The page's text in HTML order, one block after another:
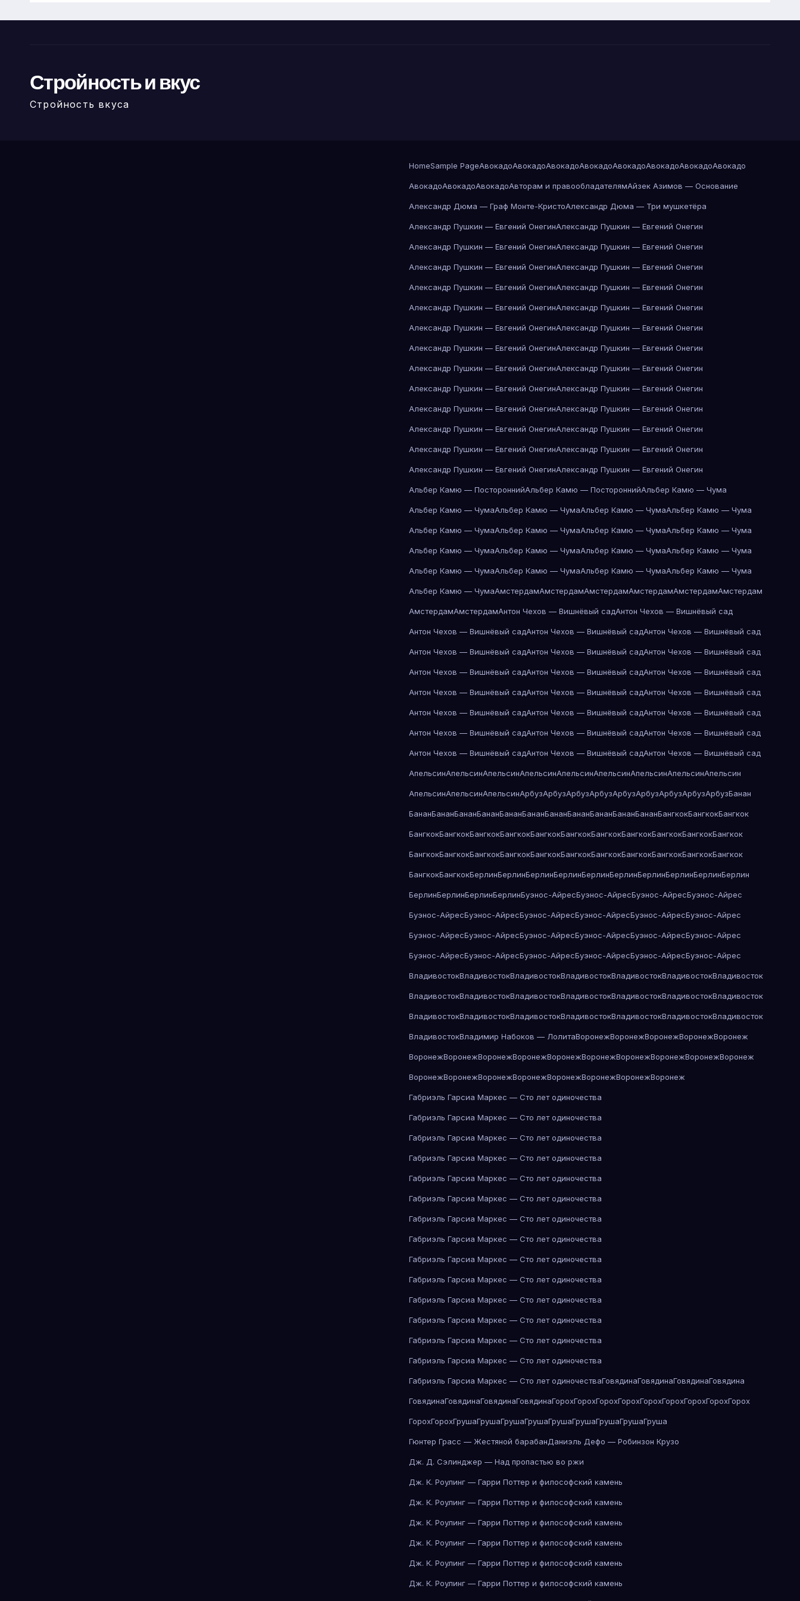
Стройность и вкус
Стройность вкуса
HomeSample PageАвокадоАвокадоАвокадоАвокадоАвокадоАвокадоАвокадоАвокадо
АвокадоАвокадоАвокадоАвторам и правообладателямАйзек Азимов — Основание
Александр Дюма — Граф Монте-КристоАлександр Дюма — Три мушкетёра
Александр Пушкин — Евгений ОнегинАлександр Пушкин — Евгений Онегин
Александр Пушкин — Евгений ОнегинАлександр Пушкин — Евгений Онегин
Александр Пушкин — Евгений ОнегинАлександр Пушкин — Евгений Онегин
Александр Пушкин — Евгений ОнегинАлександр Пушкин — Евгений Онегин
Александр Пушкин — Евгений ОнегинАлександр Пушкин — Евгений Онегин
Александр Пушкин — Евгений ОнегинАлександр Пушкин — Евгений Онегин
Александр Пушкин — Евгений ОнегинАлександр Пушкин — Евгений Онегин
Александр Пушкин — Евгений ОнегинАлександр Пушкин — Евгений Онегин
Александр Пушкин — Евгений ОнегинАлександр Пушкин — Евгений Онегин
Александр Пушкин — Евгений ОнегинАлександр Пушкин — Евгений Онегин
Александр Пушкин — Евгений ОнегинАлександр Пушкин — Евгений Онегин
Александр Пушкин — Евгений ОнегинАлександр Пушкин — Евгений Онегин
Александр Пушкин — Евгений ОнегинАлександр Пушкин — Евгений Онегин
Альбер Камю — ПостороннийАльбер Камю — ПостороннийАльбер Камю — Чума
Альбер Камю — ЧумаАльбер Камю — ЧумаАльбер Камю — ЧумаАльбер Камю — Чума
Альбер Камю — ЧумаАльбер Камю — ЧумаАльбер Камю — ЧумаАльбер Камю — Чума
Альбер Камю — ЧумаАльбер Камю — ЧумаАльбер Камю — ЧумаАльбер Камю — Чума
Альбер Камю — ЧумаАльбер Камю — ЧумаАльбер Камю — ЧумаАльбер Камю — Чума
Альбер Камю — ЧумаАмстердамАмстердамАмстердамАмстердамАмстердамАмстердам
АмстердамАмстердамАнтон Чехов — Вишнёвый садАнтон Чехов — Вишнёвый сад
Антон Чехов — Вишнёвый садАнтон Чехов — Вишнёвый садАнтон Чехов — Вишнёвый сад
Антон Чехов — Вишнёвый садАнтон Чехов — Вишнёвый садАнтон Чехов — Вишнёвый сад
Антон Чехов — Вишнёвый садАнтон Чехов — Вишнёвый садАнтон Чехов — Вишнёвый сад
Антон Чехов — Вишнёвый садАнтон Чехов — Вишнёвый садАнтон Чехов — Вишнёвый сад
Антон Чехов — Вишнёвый садАнтон Чехов — Вишнёвый садАнтон Чехов — Вишнёвый сад
Антон Чехов — Вишнёвый садАнтон Чехов — Вишнёвый садАнтон Чехов — Вишнёвый сад
Антон Чехов — Вишнёвый садАнтон Чехов — Вишнёвый садАнтон Чехов — Вишнёвый сад
АпельсинАпельсинАпельсинАпельсинАпельсинАпельсинАпельсинАпельсинАпельсин
АпельсинАпельсинАпельсинАрбузАрбузАрбузАрбузАрбузАрбузАрбузАрбузАрбузБанан
БананБананБананБананБананБананБананБананБананБананБананБангкокБангкокБангкок
БангкокБангкокБангкокБангкокБангкокБангкокБангкокБангкокБангкокБангкокБангкок
БангкокБангкокБангкокБангкокБангкокБангкокБангкокБангкокБангкокБангкокБангкок
БангкокБангкокБерлинБерлинБерлинБерлинБерлинБерлинБерлинБерлинБерлинБерлин
БерлинБерлинБерлинБерлинБуэнос-АйресБуэнос-АйресБуэнос-АйресБуэнос-Айрес
Буэнос-АйресБуэнос-АйресБуэнос-АйресБуэнос-АйресБуэнос-АйресБуэнос-Айрес
Буэнос-АйресБуэнос-АйресБуэнос-АйресБуэнос-АйресБуэнос-АйресБуэнос-Айрес
Буэнос-АйресБуэнос-АйресБуэнос-АйресБуэнос-АйресБуэнос-АйресБуэнос-Айрес
ВладивостокВладивостокВладивостокВладивостокВладивостокВладивостокВладивосток
ВладивостокВладивостокВладивостокВладивостокВладивостокВладивостокВладивосток
ВладивостокВладивостокВладивостокВладивостокВладивостокВладивостокВладивосток
ВладивостокВладимир Набоков — ЛолитаВоронежВоронежВоронежВоронежВоронеж
ВоронежВоронежВоронежВоронежВоронежВоронежВоронежВоронежВоронежВоронеж
ВоронежВоронежВоронежВоронежВоронежВоронежВоронежВоронеж
Габриэль Гарсиа Маркес — Сто лет одиночества
Габриэль Гарсиа Маркес — Сто лет одиночества
Габриэль Гарсиа Маркес — Сто лет одиночества
Габриэль Гарсиа Маркес — Сто лет одиночества
Габриэль Гарсиа Маркес — Сто лет одиночества
Габриэль Гарсиа Маркес — Сто лет одиночества
Габриэль Гарсиа Маркес — Сто лет одиночества
Габриэль Гарсиа Маркес — Сто лет одиночества
Габриэль Гарсиа Маркес — Сто лет одиночества
Габриэль Гарсиа Маркес — Сто лет одиночества
Габриэль Гарсиа Маркес — Сто лет одиночества
Габриэль Гарсиа Маркес — Сто лет одиночества
Габриэль Гарсиа Маркес — Сто лет одиночества
Габриэль Гарсиа Маркес — Сто лет одиночества
Габриэль Гарсиа Маркес — Сто лет одиночестваГовядинаГовядинаГовядинаГовядина
ГовядинаГовядинаГовядинаГовядинаГорохГорохГорохГорохГорохГорохГорохГорохГорох
ГорохГорохГрушаГрушаГрушаГрушаГрушаГрушаГрушаГрушаГруша
Гюнтер Грасс — Жестяной барабанДаниэль Дефо — Робинзон Крузо
Дж. Д. Сэлинджер — Над пропастью во ржи
Дж. К. Роулинг — Гарри Поттер и философский камень
Дж. К. Роулинг — Гарри Поттер и философский камень
Дж. К. Роулинг — Гарри Поттер и философский камень
Дж. К. Роулинг — Гарри Поттер и философский камень
Дж. К. Роулинг — Гарри Поттер и философский камень
Дж. К. Роулинг — Гарри Поттер и философский камень